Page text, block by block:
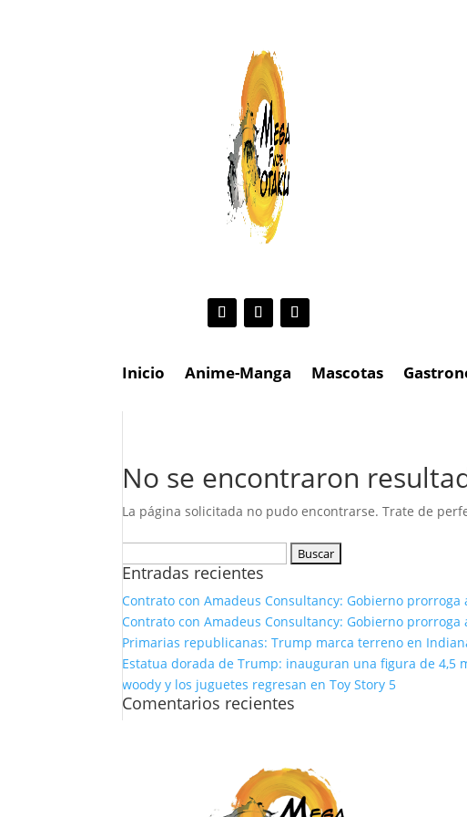
Inicio Anime-Manga Mascotas
No se encontraron
La página solicitada no pudo encontrarse. Trate de
Entradas recientes
Contrato con Amadeus Consultancy: Gobierno
Contrato con Amadeus Consultancy: Gobierno
Primarias republicanas: Trump marca terreno en
Estatua dorada de Trump: inauguran una figura de 4,5
woody y los juguetes regresan en Toy Story 5
Comentarios recientes